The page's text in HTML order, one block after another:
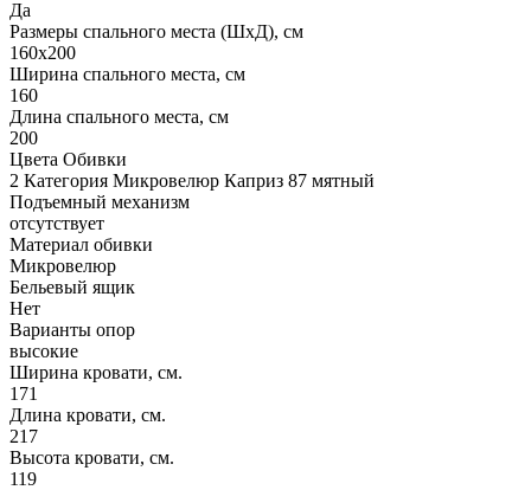
Да
Размеры спального места (ШхД), см
160х200
Ширина спального места, см
160
Длина спального места, см
200
Цвета Обивки
2 Категория Микровелюр Каприз 87 мятный
Подъемный механизм
отсутствует
Материал обивки
Микровелюр
Бельевый ящик
Нет
Варианты опор
высокие
Ширина кровати, см.
171
Длина кровати, см.
217
Высота кровати, см.
119